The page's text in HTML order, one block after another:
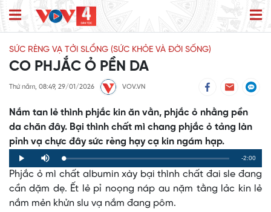
SỨC RÈNG VẠ TỞI SLỔNG (SỨC KHỎE VÀ ĐỜI SỐNG)
CO PHJẮC Ỏ PỀN DA
Thứ năm, 08:49, 29/01/2026 VOV.VN
Nắm tan lẻ thình phjắc kin ăn vằn, phjắc ỏ nhằng pền
da chăn đây. Bại thình chất mì chang phjắc ỏ tảng làn
pỉnh vạ chực đây sức rèng hạy cạ kin ngám hạp.
Play Mute Loaded:
0%
Progress:
0%
Remaining
Time
-2:00
Phjắc ỏ mì chất albumin xày bại thình chất đai sle đang
cần dặm dẹ. Ết lẻ pỉ noọng náp au nặm tằng lảc kin lẻ
nắm mẻn khửn slu vạ nắm đang pôm.